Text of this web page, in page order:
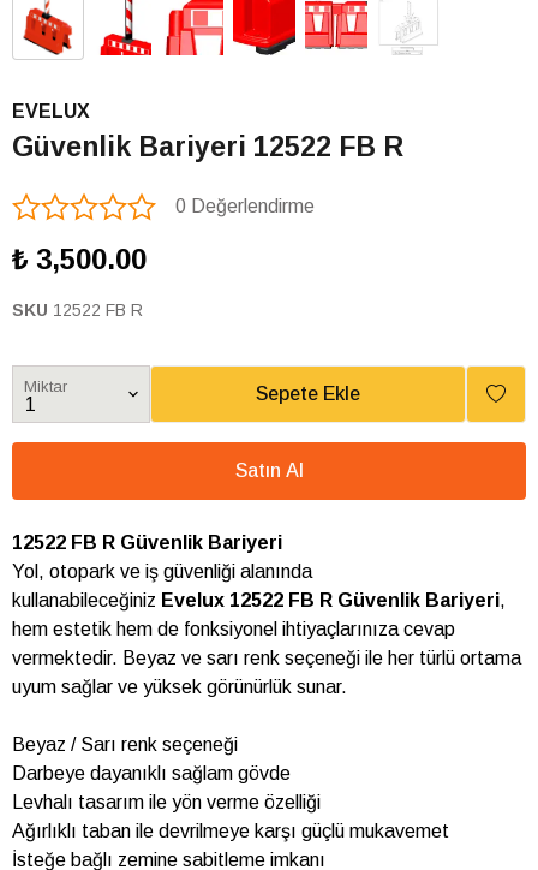
EVELUX
Güvenlik Bariyeri 12522 FB R
0 Değerlendirme
₺ 3,500.00
SKU 12522 FB R
Miktar Sepete Ekle
Satın Al
12522 FB R Güvenlik Bariyeri
Yol, otopark ve iş güvenliği alanında
kullanabileceğiniz Evelux 12522 FB R Güvenlik Bariyeri,
hem estetik hem de fonksiyonel ihtiyaçlarınıza cevap
vermektedir. Beyaz ve sarı renk seçeneği ile her türlü ortama
uyum sağlar ve yüksek görünürlük sunar.
Beyaz / Sarı renk seçeneği
Darbeye dayanıklı sağlam gövde
Levhalı tasarım ile yön verme özelliği
Ağırlıklı taban ile devrilmeye karşı güçlü mukavemet
İsteğe bağlı zemine sabitleme imkanı